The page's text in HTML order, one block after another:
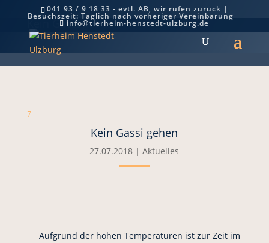
041 93 / 9 18 33 - evtl. AB, wir rufen zurück |
Besuchszeit: Täglich nach vorheriger Vereinbarung
info@tierheim-henstedt-ulzburg.de
Kein Gassi gehen
7
Kein Gassi gehen
27.07.2018 |Aktuelles
Aufgrund der hohen Temperaturen ist zur Zeit im